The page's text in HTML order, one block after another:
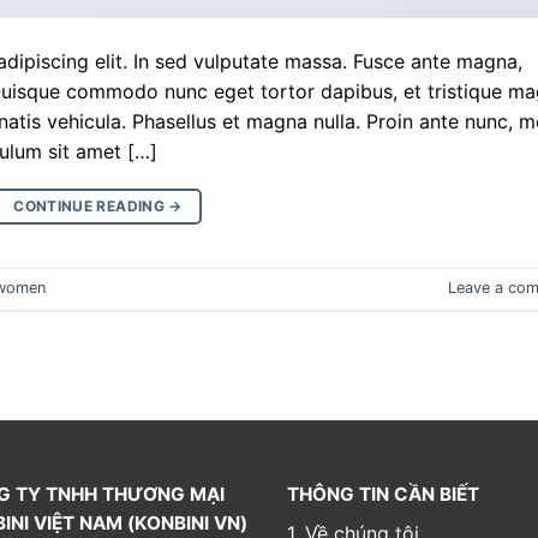
elit. In sed vulputate massa. Fusce ante magna,
commodo nunc eget tortor dapibus, et tristique
vehicula. Phasellus et magna nulla. Proin ante nunc,
sit amet […]
CONTINUE READING →
Leave a
TY TNHH THƯƠNG MẠI
VIỆT NAM (KONBINI VN)
THÔNG TIN CẦN BIẾT
1. Về chúng tôi